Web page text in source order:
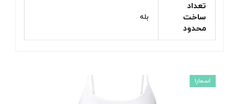
تعداد
ساخت
محدود
بله
اسمارا